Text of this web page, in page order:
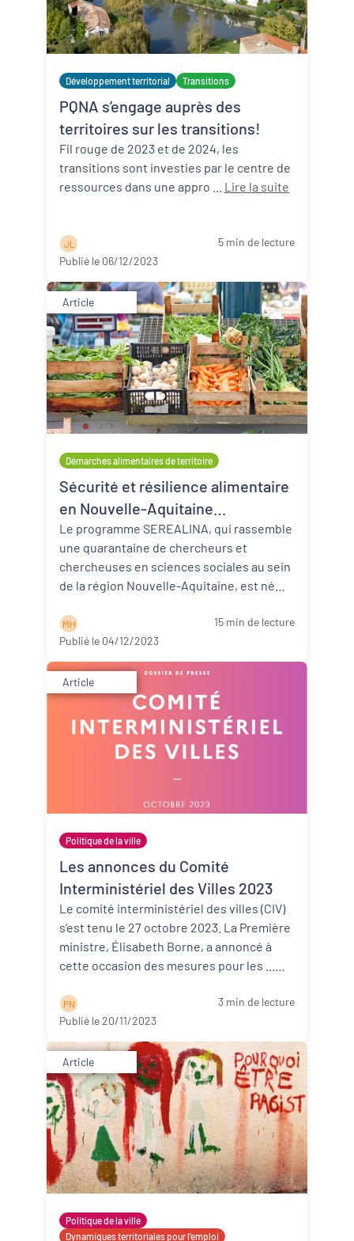
Développement territorial Transitions
PQNA s’engage auprès des
territoires sur les transitions!
Fil rouge de 2023 et de 2024, les
transitions sont investies par le centre de
Lire la suite
J L
5 min de lecture
Publié le 06/12/2023
Article
Démarches alimentaires de territoire
Sécurité et résilience alimentaire
en Nouvelle-Aquitaine
(SEREALINA) : un programme de
recherche à l’action régionale
pluridisciplinaire
Le programme SEREALINA, qui rassemble
une quarantaine de chercheurs et
chercheuses en sciences sociales au sein
de la région Nouvelle-Aquitaine, est né
M H
15 min de lecture
Publié le 04/12/2023
Article
Politique de la ville
Les annonces du Comité
Interministériel des Villes 2023
Le comité interministériel des villes (CIV)
s’est tenu le 27 octobre 2023. La Première
ministre, Élisabeth Borne, a annoncé à
P N
3 min de lecture
Publié le 20/11/2023
Article
Politique de la ville
Dynamiques territoriales pour l’emploi